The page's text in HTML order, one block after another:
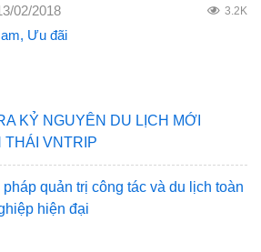
02/2018 3.2K
, Ưu đãi
KỶ NGUYÊN DU LỊCH MỚI
THÁI VNTRIP
quản trị công tác và du lịch toàn
hiện đại